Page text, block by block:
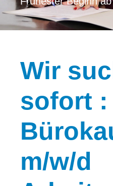
Wir
sofort :
m/w/d